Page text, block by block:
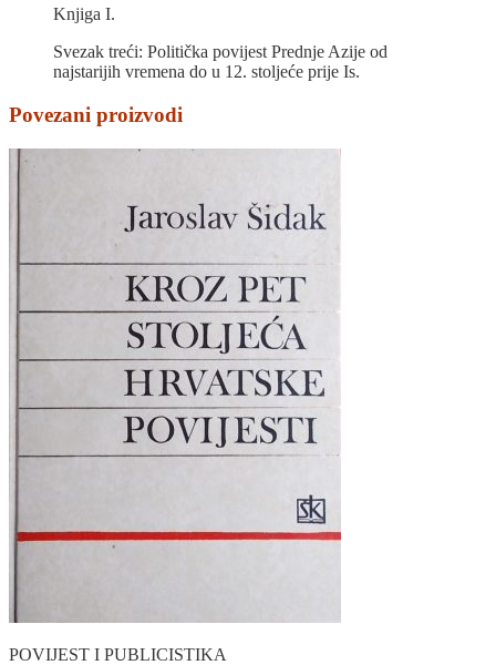
Knjiga I.
Svezak treći: Politička povijest Prednje Azije od
najstarijih vremena do u 12. stoljeće prije Is.
Povezani proizvodi
POVIJEST I PUBLICISTIKA